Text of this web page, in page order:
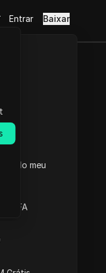
do meu
2FA
Entrar Baixar